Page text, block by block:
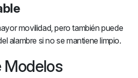
movilidad, pero también puede
alambre si no se mantiene limpio.
Modelos